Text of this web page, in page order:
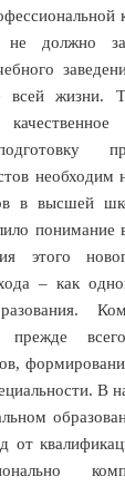
не должно
всей жизни.
необходим
в высшей
этого
– как
прежде
В
от